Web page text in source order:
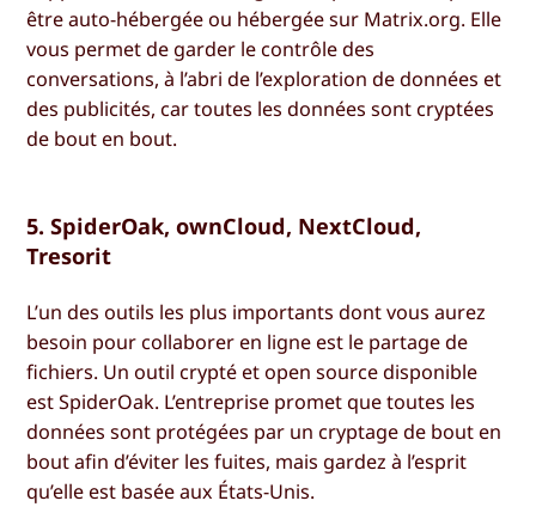
être auto-hébergée ou hébergée sur Matrix.org. Elle
vous permet de garder le contrôle des
conversations, à l’abri de l’exploration de données et
des publicités, car toutes les données sont cryptées
de bout en bout.
5. SpiderOak, ownCloud, NextCloud,
Tresorit
L’un des outils les plus importants dont vous aurez
besoin pour collaborer en ligne est le partage de
fichiers. Un outil crypté et open source disponible
est SpiderOak. L’entreprise promet que toutes les
données sont protégées par un cryptage de bout en
bout afin d’éviter les fuites, mais gardez à l’esprit
qu’elle est basée aux États-Unis.